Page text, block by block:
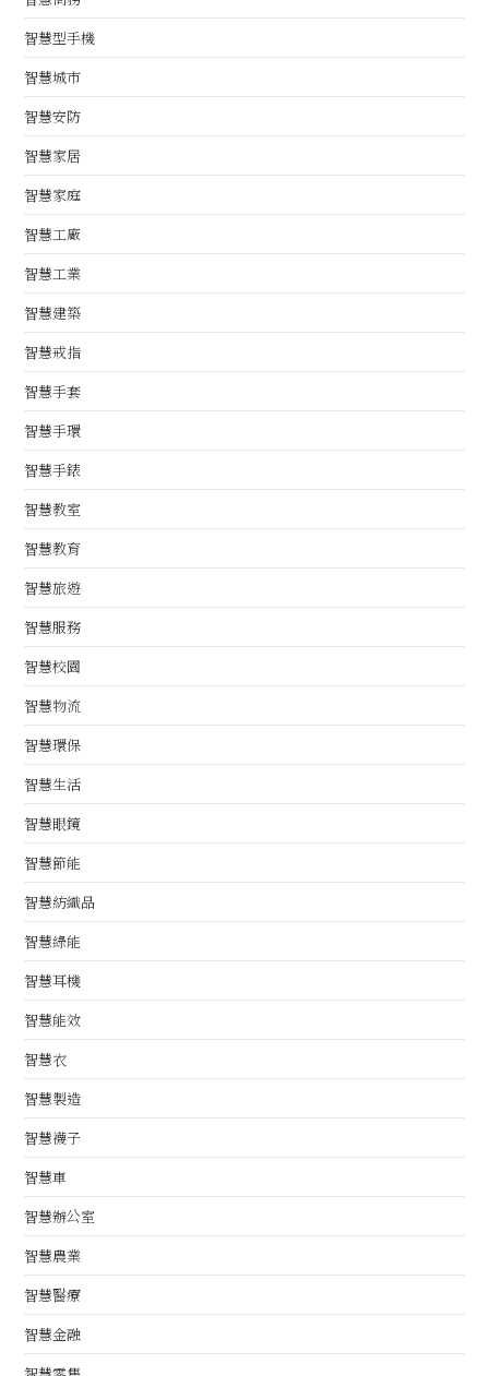
智慧型手機
智慧城市
智慧安防
智慧家居
智慧家庭
智慧工廠
智慧工業
智慧建築
智慧戒指
智慧手套
智慧手環
智慧手錶
智慧教室
智慧教育
智慧旅遊
智慧服務
智慧校園
智慧物流
智慧環保
智慧生活
智慧眼鏡
智慧節能
智慧紡織品
智慧綠能
智慧耳機
智慧能效
智慧衣
智慧製造
智慧襪子
智慧車
智慧辦公室
智慧農業
智慧醫療
智慧金融